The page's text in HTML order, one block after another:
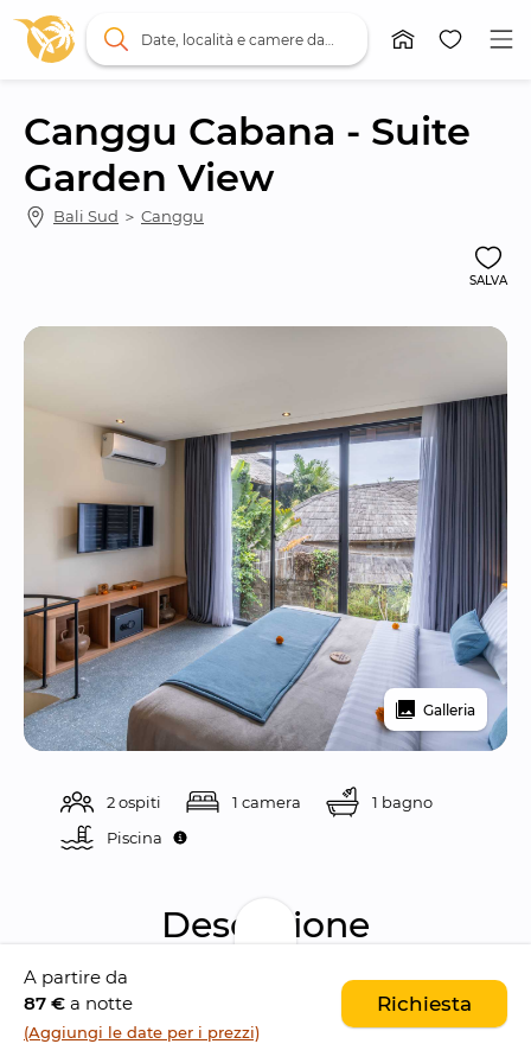
Canggu Cabana - Suite
Garden View
Bali Sud ＞ Canggu
SALVA
Galleria
2 ospiti 1 camera
1 bagno
Piscina
Descrizione
Canggu Cabana
sorprendente design architettonico, situato
A partire da
87 € a notte
(Aggiungi le date per i prezzi)
Richiesta